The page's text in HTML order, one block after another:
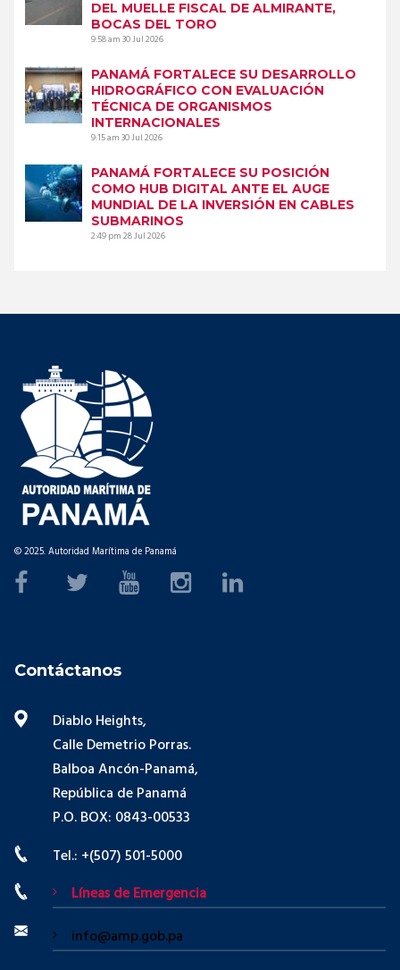
DEL MUELLE FISCAL DE ALMIRANTE,
BOCAS DEL TORO
9:58 am30 Jul 2026
PANAMÁ FORTALECE SU DESARROLLO
HIDROGRÁFICO CON EVALUACIÓN
TÉCNICA DE ORGANISMOS
INTERNACIONALES
9:15 am30 Jul 2026
PANAMÁ FORTALECE SU POSICIÓN
COMO HUB DIGITAL ANTE EL AUGE
MUNDIAL DE LA INVERSIÓN EN CABLES
SUBMARINOS
2:49 pm28 Jul 2026
© 2025. Autoridad Marítima de Panamá
Contáctanos
Diablo Heights,
Calle Demetrio Porras.
Balboa Ancón-Panamá,
República de Panamá
P.O. BOX: 0843-00533
Tel.: +(507) 501-5000
Líneas de Emergencia
info@amp.gob.pa